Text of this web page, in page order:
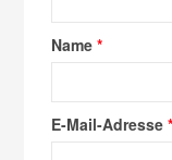
Name*
E-Mail-Adresse*